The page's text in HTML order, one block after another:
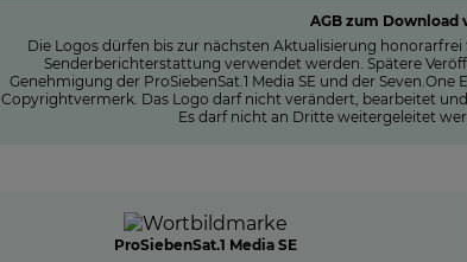
AGB zum Download
Die Logos dürfen bis zur nächsten Aktualisierung
Senderberichterstattung verwendet werden. Spätere
Genehmigung der ProSiebenSat.1 Media SE und der
Copyrightvermerk. Das Logo darf nicht verändert, bearbeitet
Es darf nicht an Dritte weitergeleitet
ProSiebenSat.1 Media SE